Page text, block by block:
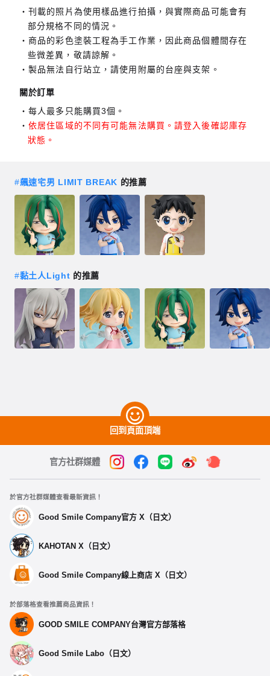
刊載的照片為使用樣品進行拍攝，與實際商品可能會有
部分規格不同的情況。
商品的彩色塗裝工程為手工作業，因此商品個體間存在
些微差異，敬請諒解。
製品無法自行站立，請使用附屬的台座與支架。
關於訂單
每人最多只能購買3個。
依居住區域的不同有可能無法購買。請登入後確認庫存
狀態。
#飆速宅男 LIMIT BREAK 的推薦
#黏土人Light 的推薦
回到頁面頂端
官方社群媒體
於官方社群媒體查看最新資訊！
Good Smile Company官方 X（日文）
KAHOTAN X（日文）
Good Smile Company線上商店 X（日文）
於部落格查看推薦商品資訊！
GOOD SMILE COMPANY台灣官方部落格
Good Smile Labo（日文）